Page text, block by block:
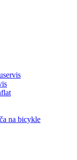
na bicykle